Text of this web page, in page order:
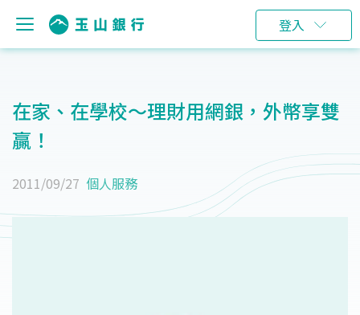
登入
在家、在學校～理財用網銀，外幣享雙
贏！
2011/09/27 個人服務